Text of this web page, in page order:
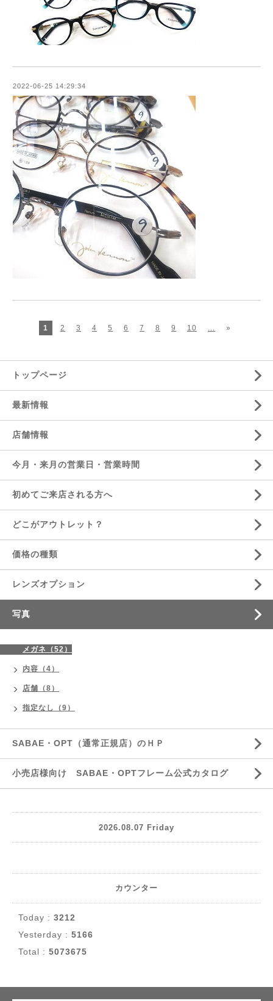
2022-06-25 14:29:34
1 2 3 4 5 6 7 8 9 10 ... »
トップページ
最新情報
店舗情報
今月・来月の営業日・営業時間
初めてご来店される方へ
どこがアウトレット？
価格の種類
レンズオプション
写真
メガネ（52）
内容（4）
店舗（8）
指定なし（9）
SABAE・OPT（通常正規店）のＨＰ
小売店様向け SABAE・OPTフレーム公式カタログ
2026.08.07 Friday
カウンター
Today : 3212
Yesterday : 5166
Total : 5073675